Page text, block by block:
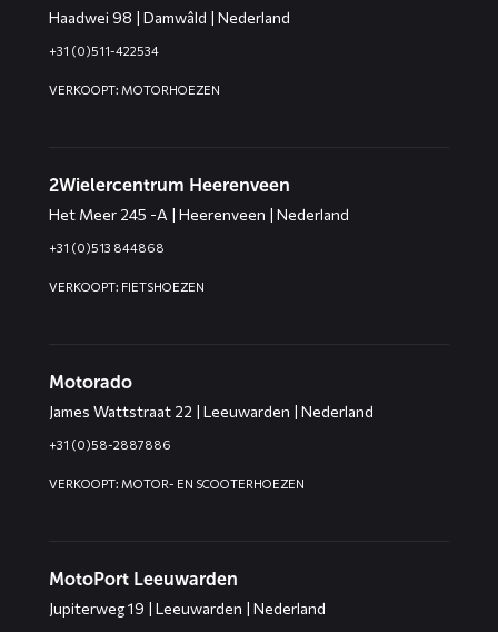
Haadwei 98 | Damwâld | Nederland
+31 (0)511-422534
VERKOOPT: MOTORHOEZEN
2Wielercentrum Heerenveen
Het Meer 245 -A | Heerenveen | Nederland
+31 (0)513 844868
VERKOOPT: FIETSHOEZEN
Motorado
James Wattstraat 22 | Leeuwarden | Nederland
+31 (0)58-2887886
VERKOOPT: MOTOR- EN SCOOTERHOEZEN
MotoPort Leeuwarden
Jupiterweg 19 | Leeuwarden | Nederland